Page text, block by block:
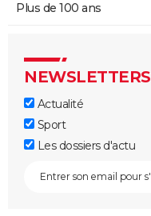
Plus de 100 ans
NEWSLETTERS
Actualité
Sport
Les dossiers d'actu